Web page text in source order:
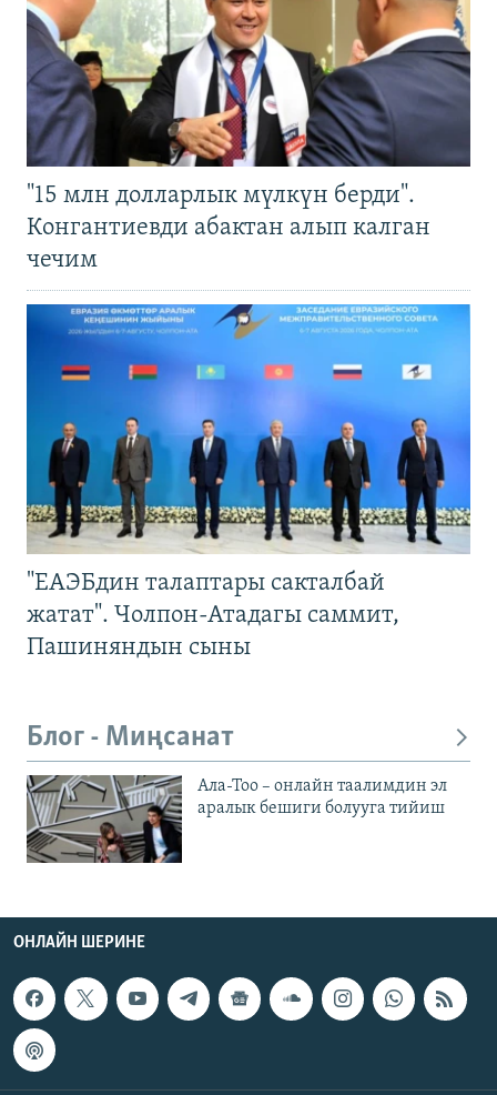
"15 млн долларлык мүлкүн берди".
Конгантиевди абактан алып калган
чечим
"ЕАЭБдин талаптары сакталбай
жатат". Чолпон-Атадагы саммит,
Пашиняндын сыны
Блог - Миңсанат
Ала-Тоо – онлайн таалимдин эл
аралык бешиги болууга тийиш
ОНЛАЙН ШЕРИНЕ